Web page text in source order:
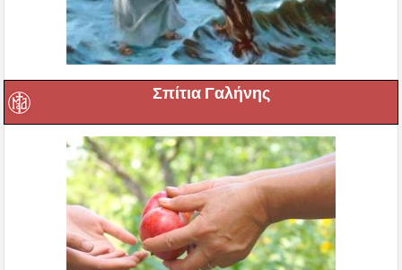
Σπίτια Γαλήνης